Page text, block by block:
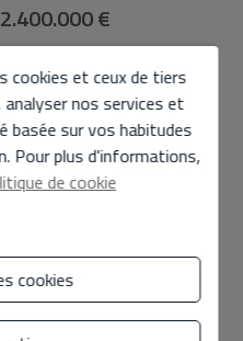
2.400.000 €
5 2
SPECTACULAIRE SUR LA
à la plage de sable fin
cookies et ceux de tiers
nos services et
basée sur vos habitudes
Pour plus d'informations,
de cookie
cookies